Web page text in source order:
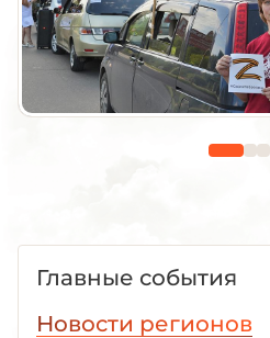
Главные события
Новости регионов